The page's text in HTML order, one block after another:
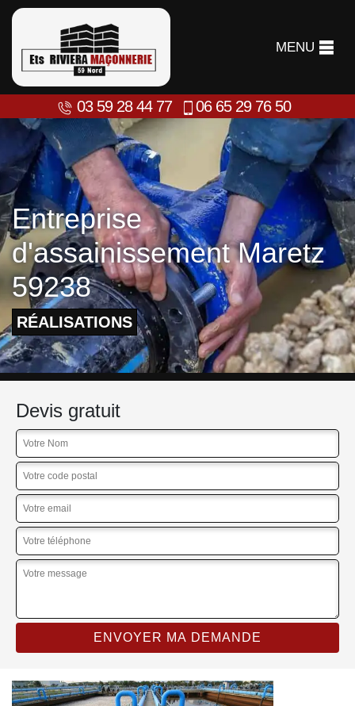
MENU
03 59 28 44 77 06 65 29 76 50
Entreprise
d'assainissement Maretz
59238
RÉALISATIONS
Devis gratuit